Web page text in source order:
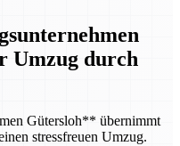
Umzug durch
Gütersloh** übernimmt
stressfreuen Umzug.